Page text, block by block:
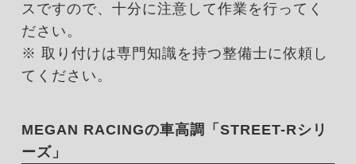
スですので、十分に注意して作業を行ってく
ださい。
※ 取り付けは専門知識を持つ整備士に依頼し
てください。
MEGAN RACINGの車高調「STREET-Rシリ
ーズ」